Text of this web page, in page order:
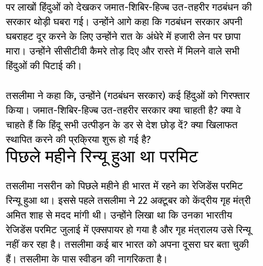
पर लाखों हिंदुओं को देखकर जमात-शिबिर-हिज्ब उत-तहरीर गठबंधन की
सरकार थोड़ी घबरा गई। उन्होंने आगे कहा कि गठबंधन सरकार अपनी
घबराहट दूर करने के लिए उन्होंने रात के अंधेरे में हजारी लेन पर छापा
मारा। उन्होंने सीसीटीवी कैमरे तोड़ दिए और रास्ते में मिलने वाले सभी
हिंदुओं की पिटाई की।
तसलीमा ने कहा कि, उन्होंने (गठबंधन सरकार) कई हिंदुओं को गिरफ्तार
किया। जमात-शिबिर-हिज्ब उत-तहरीर सरकार क्या चाहती है? क्या वे
चाहते हैं कि हिंदू सभी उत्पीड़न के डर से देश छोड़ दें? क्या खिलाफत
स्थापित करने की प्रक्रिया शुरू हो गई है?
पिछले महीने रिन्यू हुआ था परमिट
तसलीमा नसरीन को पिछले महीने ही भारत में रहने का रेजिडेंस परमिट
रिन्यू हुआ था। इससे पहले तसलीमा ने 22 अक्टूबर को केंद्रीय गृह मंत्री
अमित शाह से मदद मांगी थी। उन्होंने लिखा था कि उनका भारतीय
रेजिडेंस परमिट जुलाई में एक्सपायर हो गया है और गृह मंत्रालय उसे रिन्यू
नहीं कर रहा है। तसलीमा कई बार भारत को अपना दूसरा घर बता चुकी
हैं। तसलीमा के पास स्वीडन की नागरिकता है।